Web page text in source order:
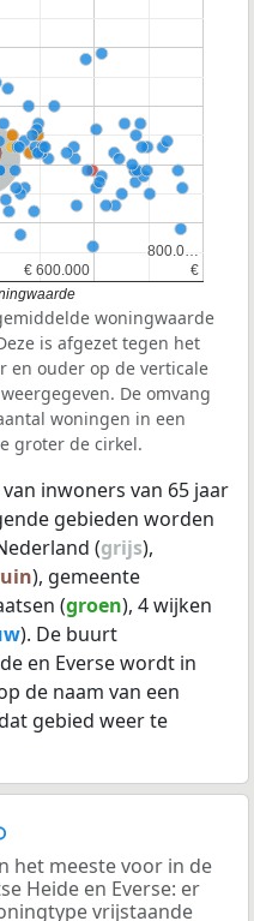
Brabant
€ 600.000
€ 600.000 €
€
800.0…
800.0…
woningwaarde
is afgezet tegen het
en ouder op de verticale
De omvang
woningen in een
groter de cirkel.
inwoners van 65 jaar
gebieden worden
(grijs),
), gemeente
(groen), 4 wijken
). De buurt
en Everse wordt in
de naam van een
gebied weer te
het meeste voor in de
Heide en Everse: er
vrijstaande